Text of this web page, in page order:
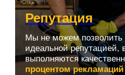
Репутация
Мы не можем позволить
идеальной репутацией,
выполняются
процентом рекламаций